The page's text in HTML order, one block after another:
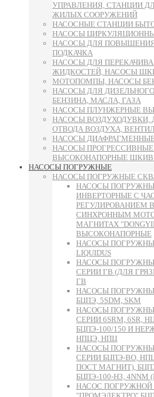
УПРАВЛЕНИЯ, СТАНЦИИ
ЖИЛЫХ СООРУЖЕНИЙ
НАСОСНЫЕ СТАНЦИИ
НАСОСЫ
НАСОСЫ ДЛЯ
ПОДКАЧКА
НАСОСЫ ДЛЯ
ЖИДКОСТЕЙ, НАСОСЫ
МОТОПОМПЫ, НАСОСЫ
НАСОСЫ ДЛЯ
БЕНЗИНА, МАСЛА, ГАЗА
НАСОСЫ ПЛУНЖЕРНЫЕ
НАСОСЫ ВОЗДУХОДУВКИ,
ОТВОДА ВОЗДУХА,
НАСОСЫ
НАСОСЫ
ВЫСОКОНАПОРНЫЕ
НАСОСЫ ПОГРУЖНЫЕ
НАСОСЫ ПОГРУЖНЫЕ
НАСОСЫ
ИНВЕРТОРНЫЕ С
РЕГУЛИРОВАНИЕМ
СИНХРОННЫМ
МАГНИТАХ
ВЫСОКОНАПОРНЫЕ
НАСОСЫ
LIQUIDUS
НАСОСЫ
СЕРИИ ГВ (ДЛЯ
ГВ
НАСОСЫ
БЦПЭ, 5SDM, SKM
НАСОСЫ
СЕРИИ 6SRM, 6SR,
БЦПЭ-100/150 И
НПЦЭ, НПЦ
НАСОСЫ
СЕРИИ БЦПЭ-ВО,
ПОСТ МАГНИТ),
БЦПЭ-100-НЗ, 4NNM
НАСОС